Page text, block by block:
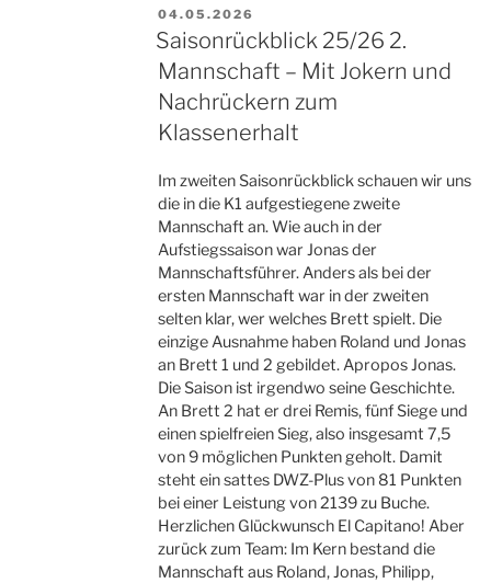
VERÖFFENTLICHT
AM
04.05.2026
Saisonrückblick 25/26 2.
Mannschaft – Mit Jokern und
Nachrückern zum
Klassenerhalt
Im zweiten Saisonrückblick schauen wir uns
die in die K1 aufgestiegene zweite
Mannschaft an. Wie auch in der
Aufstiegssaison war Jonas der
Mannschaftsführer. Anders als bei der
ersten Mannschaft war in der zweiten
selten klar, wer welches Brett spielt. Die
einzige Ausnahme haben Roland und Jonas
an Brett 1 und 2 gebildet. Apropos Jonas.
Die Saison ist irgendwo seine Geschichte.
An Brett 2 hat er drei Remis, fünf Siege und
einen spielfreien Sieg, also insgesamt 7,5
von 9 möglichen Punkten geholt. Damit
steht ein sattes DWZ-Plus von 81 Punkten
bei einer Leistung von 2139 zu Buche.
Herzlichen Glückwunsch El Capitano! Aber
zurück zum Team: Im Kern bestand die
Mannschaft aus Roland, Jonas, Philipp,